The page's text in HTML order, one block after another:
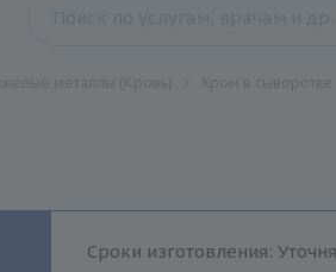
Сроки изготовления: